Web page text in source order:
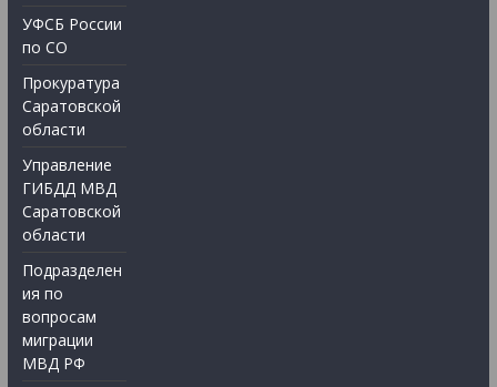
УФСБ России
по СО
Прокуратура
Саратовской
области
Управление
ГИБДД МВД
Саратовской
области
Подразделен
ия по
вопросам
миграции
МВД РФ